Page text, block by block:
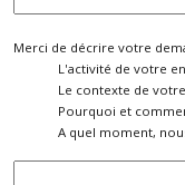
Merci de décrire votre
L'activité de votre
Le contexte de
Pourquoi et
A quel moment,